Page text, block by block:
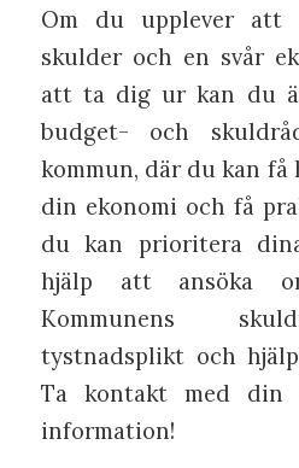
Om du upplever
skulder och en svår
att ta dig ur kan du
budget- och
kommun, där du kan
din ekonomi och få
du kan prioritera
hjälp att ansöka
Kommunens
tystnadsplikt och
Ta kontakt med din
information!